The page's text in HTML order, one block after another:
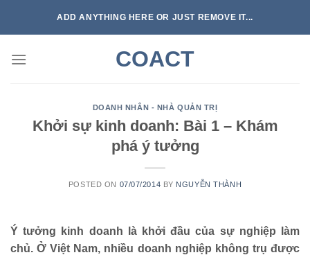
ADD ANYTHING HERE OR JUST REMOVE IT...
COACT
DOANH NHÂN - NHÀ QUẢN TRỊ
Khởi sự kinh doanh: Bài 1 – Khám
phá ý tưởng
POSTED ON 07/07/2014 BY NGUYỄN THÀNH
Ý tưởng kinh doanh là khởi đầu của sự nghiệp làm
chủ. Ở Việt Nam, nhiều doanh nghiệp không trụ được